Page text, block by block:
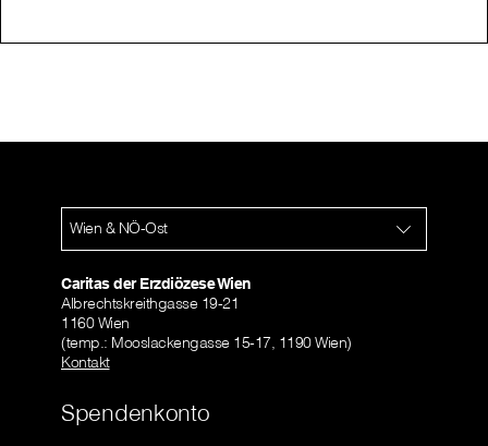
Wien & NÖ-Ost
Caritas der Erzdiözese Wien
Albrechtskreithgasse 19-21
1160 Wien
(temp.: Mooslackengasse 15-17, 1190 Wien)
Kontakt
Spendenkonto